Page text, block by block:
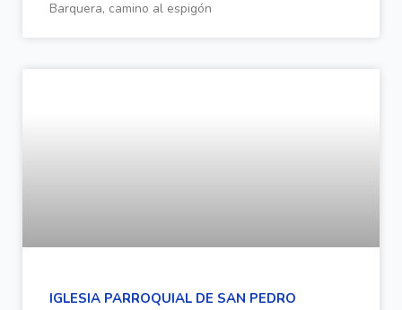
Barquera, camino al espigón
IGLESIA PARROQUIAL DE SAN PEDRO